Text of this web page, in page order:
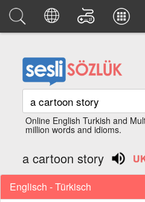
Online English Turkish and
million words and idioms.
a cartoon story
Englisch - Türkisch